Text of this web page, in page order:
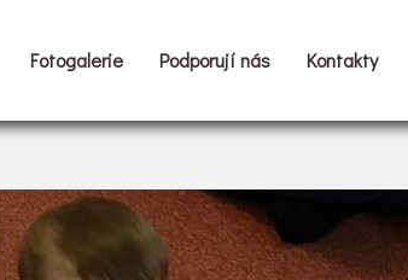
Fotogalerie Podporují nás Kontakty